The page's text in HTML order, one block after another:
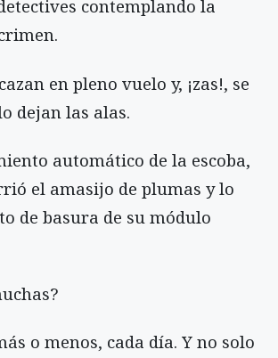
contemplando la
en pleno vuelo y, ¡zas!, se
dejan las alas.
automático de la escoba,
el amasijo de plumas y lo
de basura de su módulo
o menos, cada día. Y no solo